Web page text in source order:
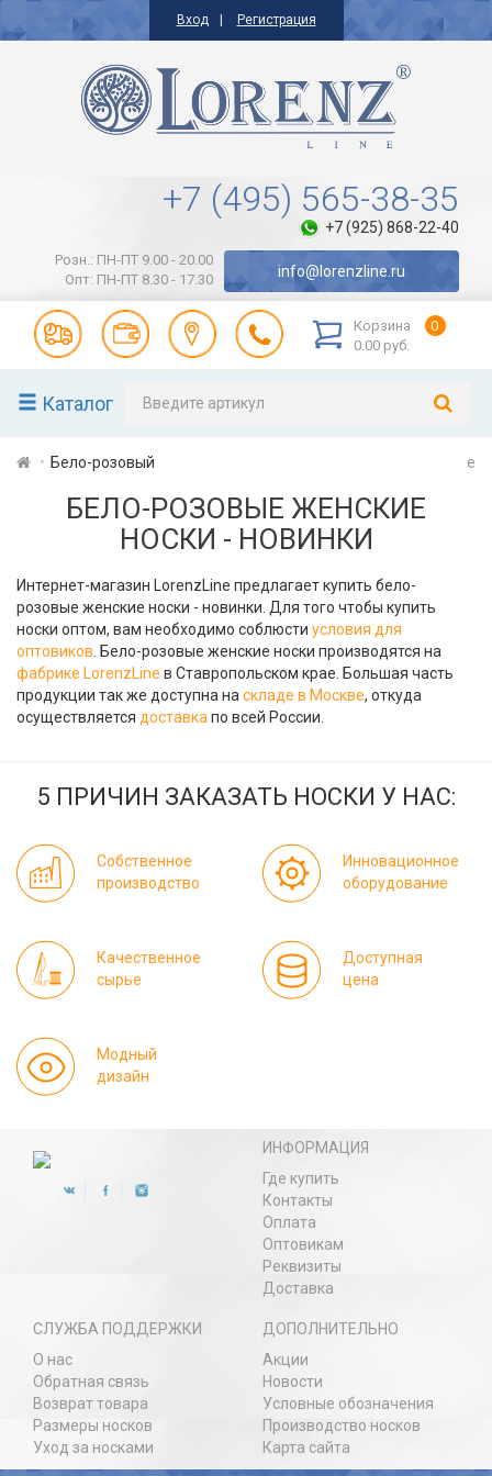
Вход Регистрация
+7 (495) 565-38-35
+7 (925) 868-22-40
Розн.: ПН-ПТ 9.00 - 20.00
Опт: ПН-ПТ 8.30 - 17.30
info@lorenzline.ru
Корзина
0
0.00 руб.
Каталог
Бело-розовый e
БЕЛО-РОЗОВЫЕ ЖЕНСКИЕ
НОСКИ - НОВИНКИ
Интернет-магазин LorenzLine предлагает купить бело-
розовые женские носки - новинки. Для того чтобы купить
носки оптом, вам необходимо соблюсти условия для
оптовиков. Бело-розовые женские носки производятся на
фабрике LorenzLine в Ставропольском крае. Большая часть
продукции так же доступна наскладе в Москве, откуда
осуществляется доставкапо всей России.
5 ПРИЧИН ЗАКАЗАТЬ НОСКИ У НАС:
Собственное
производство
Инновационное
оборудование
Качественное
сырье
Доступная
цена
Модный
дизайн
ИНФОРМАЦИЯ
Где купить
Контакты
Оплата
Оптовикам
Реквизиты
Доставка
СЛУЖБА ПОДДЕРЖКИ
О нас
Обратная связь
Возврат товара
Размеры носков
Уход за носками
ДОПОЛНИТЕЛЬНО
Акции
Новости
Условные обозначения
Производство носков
Карта сайта